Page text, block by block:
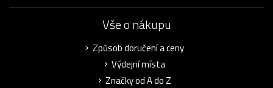
Vše o nákupu
Způsob doručení a ceny
Výdejní místa
Značky od A do Z